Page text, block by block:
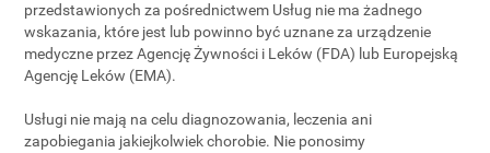
przedstawionych za pośrednictwem Usług nie ma żadnego
wskazania, które jest lub powinno być uznane za urządzenie
medyczne przez Agencję Żywności i Leków (FDA) lub Europejską
Agencję Leków (EMA).
Usługi nie mają na celu diagnozowania, leczenia ani
zapobiegania jakiejkolwiek chorobie. Nie ponosimy